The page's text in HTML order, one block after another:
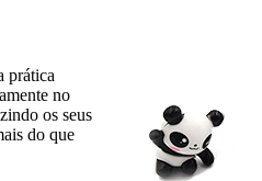
prática
no
os seus
do que